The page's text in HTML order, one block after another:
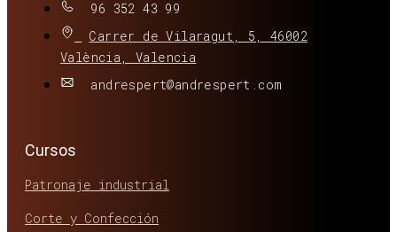
96 352 43 99
Carrer de Vilaragut, 5, 46002
València, Valencia
andrespert@andrespert.com
Cursos
Patronaje industrial
Corte y Confección